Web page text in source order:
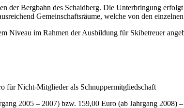
der Bergbahn des Schaidberg. Die Unterbringung
Gemeinschafts­räume, welche von den
Niveau im Rahmen der Ausbildung für Skibetreuer
für Nicht-Mitglieder als Schnuppermitgliedschaft
2005 – 2007) bzw. 159,00 Euro (ab Jahrgang 2008)